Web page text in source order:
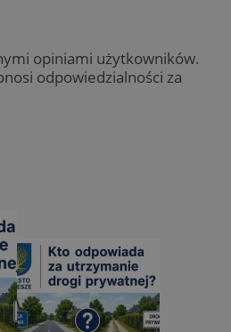
opiniami użytkowników.
odpowiedzialności za